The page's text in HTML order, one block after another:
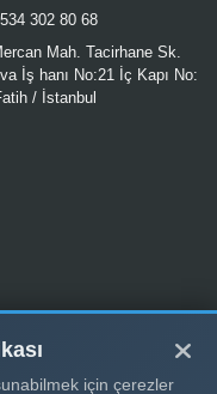
302 80 68
Mah. Tacirhane Sk.
İş hanı No:21 İç Kapı No:
/ İstanbul
için çerezler